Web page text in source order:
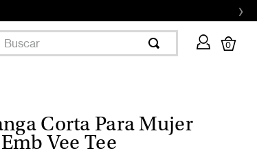
›
0
Corta Para Mujer
Vee Tee